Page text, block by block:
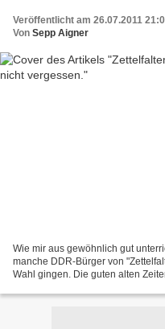
Veröffentlicht am 26.07.2011
Von Sepp Aigner
Wie mir aus gewöhnlich gut
manche DDR-Bürger von
Wahl gingen. Die guten alten